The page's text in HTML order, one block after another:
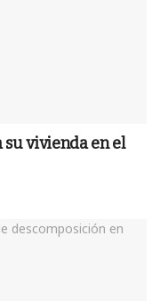
vivienda en el